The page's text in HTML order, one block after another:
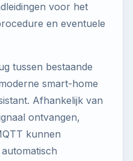
voor het
en eventuele
tussen bestaande
smart-home
Afhankelijk van
ontvangen,
kunnen